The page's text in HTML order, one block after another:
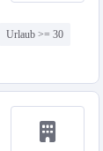
Urlaub >= 30